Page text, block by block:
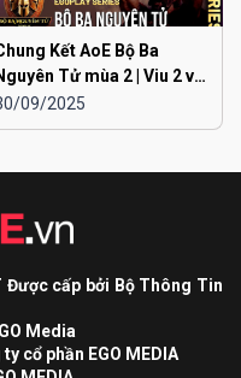
Kết AoE Bộ Ba
Tử mùa 2 | Viu 2 vs
1
09/2025
Được cấp bởi Bộ Thông Tin
Media
cổ phần EGO MEDIA